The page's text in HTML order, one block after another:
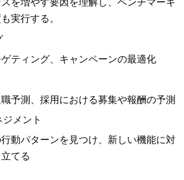
実行する。
ティング、キャンペーンの最適化
予測、採用における募集や報酬の予測
メント
動パターンを見つけ、新しい機能に対
てる